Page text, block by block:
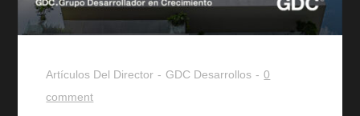
Artículos Del Director GDC Desarrollos
0
comment